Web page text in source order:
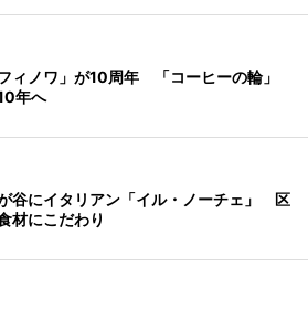
ィノワ」が10周年 「コーヒーの輪」
年へ
谷にイタリアン「イル・ノーチェ」 区
材にこだわり